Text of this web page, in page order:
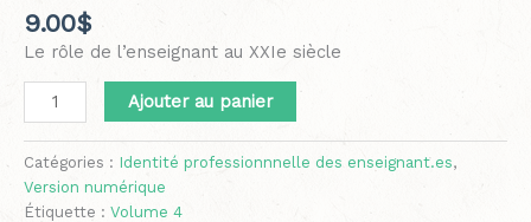
9.00$
Le rôle de l’enseignant au XXIe siècle
Ajouter au panier
Catégories : Identité professionnnelle des enseignant.es,
Version numérique
Étiquette : Volume 4